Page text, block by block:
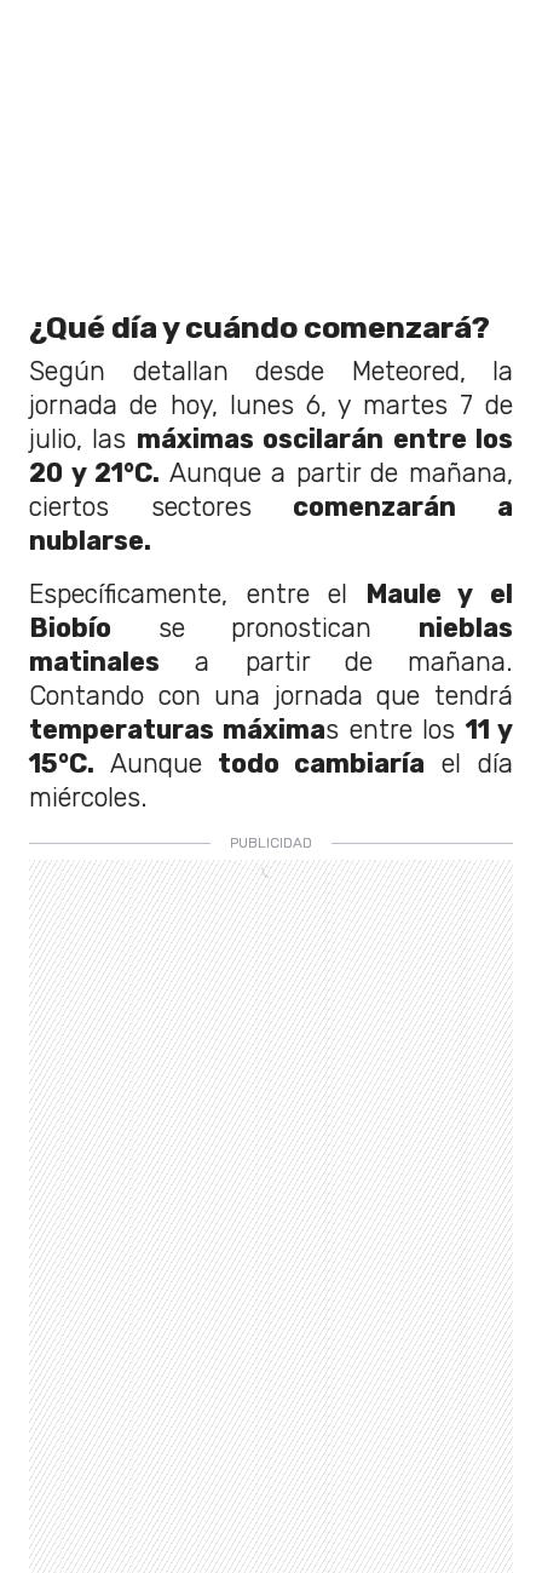
¿Qué día y cuándo comenzará?
Según detallan desde Meteored, la
jornada de hoy, lunes 6, y martes 7 de
julio, las máximas oscilarán entre los
20 y 21°C. Aunque a partir de mañana,
ciertos sectores comenzarán a
nublarse.
Específicamente, entre el Maule y el
Biobío se pronostican nieblas
matinales a partir de mañana.
Contando con una jornada que tendrá
temperaturas máximas entre los11 y
15°C. Aunquetodo cambiaría el día
miércoles.